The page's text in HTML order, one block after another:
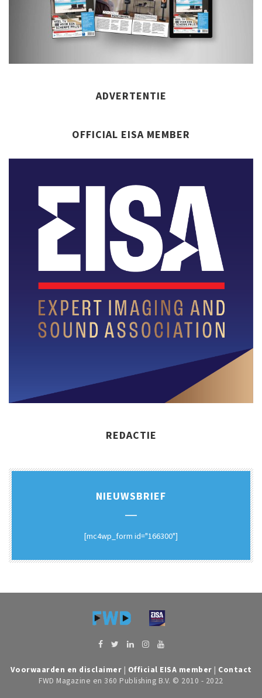
ADVERTENTIE
OFFICIAL EISA MEMBER
REDACTIE
NIEUWSBRIEF
[mc4wp_form id="166300"]
Voorwaarden en disclaimer | Official EISA member | Contact
FWD Magazine en 360 Publishing B.V. © 2010 - 2022